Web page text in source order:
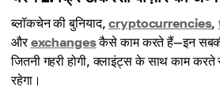
ब्लॉकचेन की बुनियाद,cryptocurrencies,
औरexchangesकैसे काम करते हैं—इन
जितनी गहरी होगी, क्लाइंट्स के साथ काम करते
रहेगा।